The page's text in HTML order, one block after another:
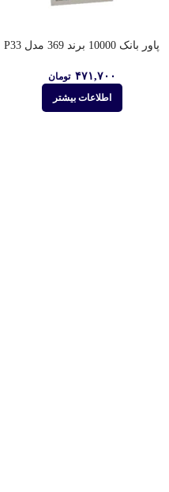
پاور بانک 10000 برند 369 مدل P33
۴۷۱,۷۰۰ تومان
اطلاعات بیشتر